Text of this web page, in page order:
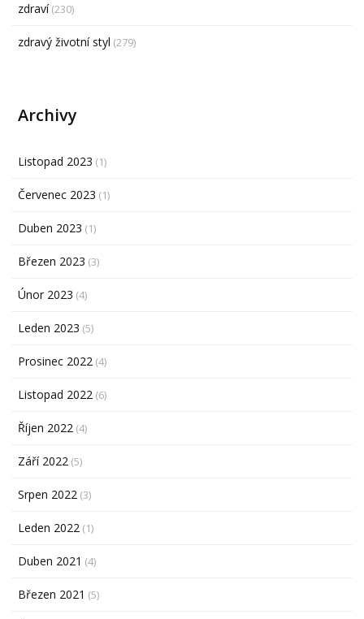
zdraví(230)
zdravý životní styl (279)
Archivy
Listopad 2023 (1)
Červenec 2023 (1)
Duben 2023 (1)
Březen 2023 (3)
Únor 2023 (4)
Leden 2023 (5)
Prosinec 2022 (4)
Listopad 2022 (6)
Říjen 2022 (4)
Září 2022 (5)
Srpen 2022 (3)
Leden 2022 (1)
Duben 2021 (4)
Březen 2021 (5)